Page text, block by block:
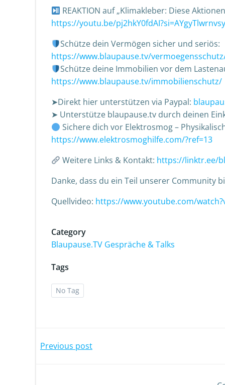
REAKTION auf „Klimakleber: Diese
https://youtu.be/
Schütze dein Vermögen sicher und seriös:
https://www.blaupause.tv/
Schütze deine Immobilien vor dem
https://www.blaupause.tv/immobilienschutz/
➤Direkt hier unterstützen via Paypal:
➤ Unterstütze blaupause.tv durch deinen
Sichere dich vor Elektrosmog –
https://www.elektrosmoghilfe.com/?ref=13
Weitere Links & Kontakt: https://linktr.ee/
Danke, dass du ein Teil unserer Community
Quellvideo: https://www.youtube.com/
Category
Blaupause.TV Gespräche & Talks
Tags
No Tag
Previous post